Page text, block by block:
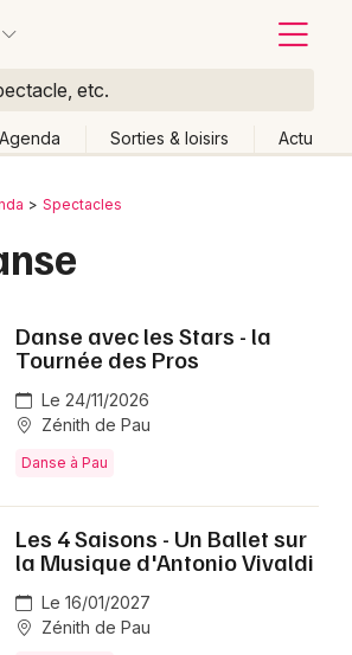
etc.
Agenda Sorties & loisirs Actu
Spectacles
Danse avec les Stars - la
Tournée des Pros
Le 24/11/2026
Zénith de Pau
Danse à Pau
Les 4 Saisons - Un Ballet sur
la Musique d'Antonio Vivaldi
Le 16/01/2027
Zénith de Pau
Changer de lieu
Ce week-end Autre